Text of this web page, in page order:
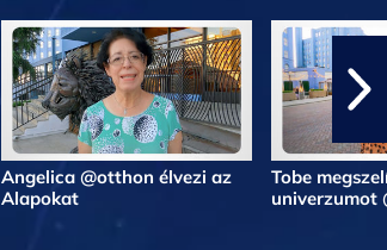
Angelica @otthon élvezi az
Alapokat
Tobe
univerzumot